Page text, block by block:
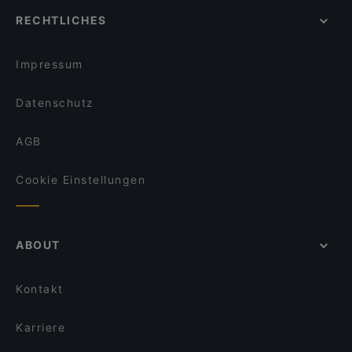
Nuova Venezia
Ristorante Acquario
Little Star Restaurant
Gemütliche Restaurants in Essen
RECHTLICHES
Impressum
Datenschutz
AGB
Cookie Einstellungen
ABOUT
Kontakt
Karriere